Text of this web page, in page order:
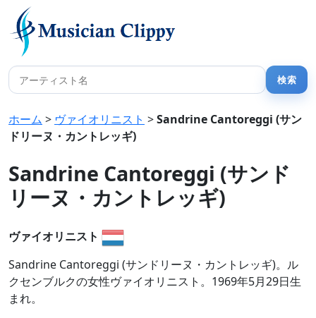
ホーム > ヴァイオリニスト >Sandrine Cantoreggi (サン
ドリーヌ・カントレッギ)
Sandrine Cantoreggi (サンド
リーヌ・カントレッギ)
ヴァイオリニスト
Sandrine Cantoreggi (サンドリーヌ・カントレッギ)。ル
クセンブルクの女性ヴァイオリニスト。1969年5月29日生
まれ。